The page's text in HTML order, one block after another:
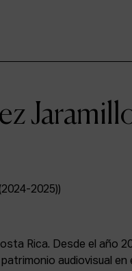
Rica. Desde el año
audiovisual en